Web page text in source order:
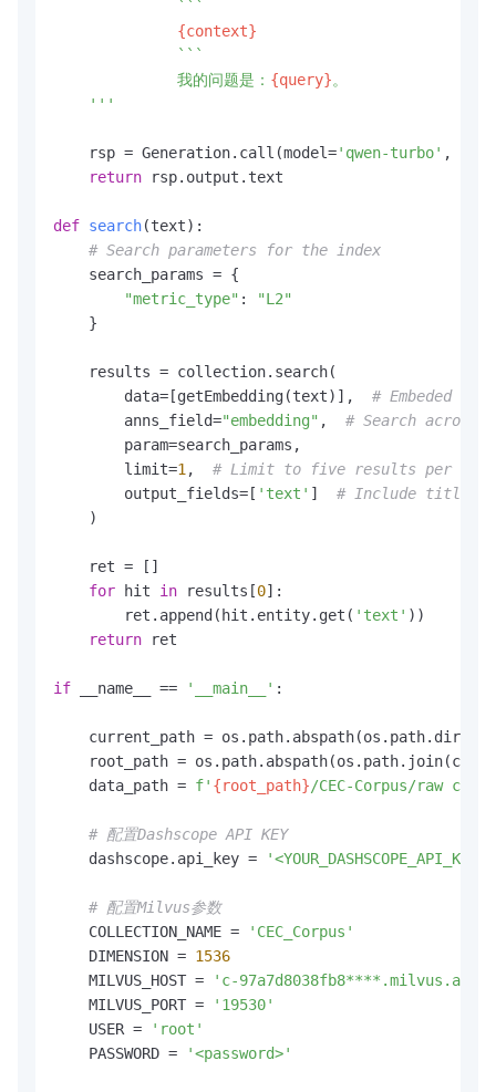
{context}
	      我的问题是：
{query}。
    '''
    rsp = Generation.call(model=
'qwen-turbo' ,
return rsp.output.text
def search(text):
# Search parameters for the index
    search_params = {
"metric_type" :
"L2"
    }
    results = collection.search(
        data=[getEmbedding(text)],
# Embeded
        anns_field=
"embedding" , # Search across
        param=search_params,
        limit=
1, # Limit to five results per
        output_fields=[
'text' ] # Include title
    )
    ret = []
for hit in results[0]:
        ret.append(hit.entity.get(
'text' ))
return ret
if __name__ == '__main__' :
current_path =
root_path =
    data_path =
f' {root_path}/CEC-Corpus/raw
# 配置Dashscope API KEY
    dashscope.api_key =
'<YOUR_DASHSCOPE_API_KEY>'
# 配置Milvus参数
    COLLECTION_NAME =
'CEC_Corpus'
    DIMENSION =
1536
    MILVUS_HOST =
'c-
    MILVUS_PORT =
'19530'
    USER =
'root'
    PASSWORD =
'<password>'